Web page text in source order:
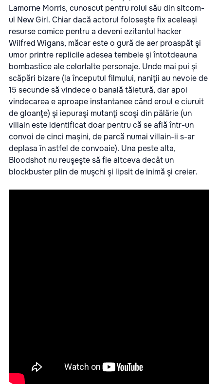
Lamorne Morris, cunoscut pentru rolul său din sitcom-
ul New Girl. Chiar dacă actorul foloseşte fix aceleaşi
resurse comice pentru a deveni ezitantul hacker
Wilfred Wigans, măcar este o gură de aer proaspăt şi
umor printre replicile adesea tembele şi întotdeauna
bombastice ale celorlalte personaje. Unde mai pui şi
scăpări bizare (la începutul filmului, naniţii au nevoie de
15 secunde să vindece o banală tăietură, dar apoi
vindecarea e aproape instantanee când eroul e ciuruit
de gloanţe) şi iepuraşi mutanţi scoşi din pălărie (un
villain este identificat doar pentru că se află într-un
convoi de cinci maşini, de parcă numai villain-ii s-ar
deplasa în astfel de convoaie). Una peste alta,
Bloodshot nu reuşeşte să fie altceva decât un
blockbuster plin de muşchi şi lipsit de inimă şi creier.